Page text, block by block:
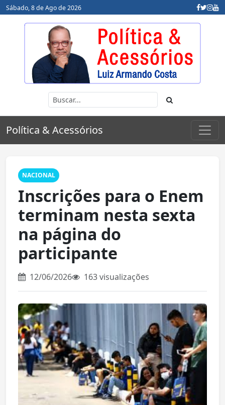
Sábado, 8 de Ago de 2026
Política & Acessórios
NACIONAL
Inscrições para o Enem
terminam nesta sexta
na página do
participante
12/06/2026 163 visualizações